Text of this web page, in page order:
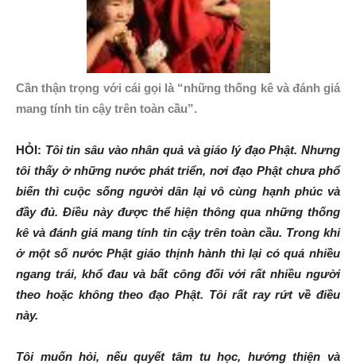
Cần thận trọng với cái gọi là “những thống kê và đánh giá
mang tính tin cậy trên toàn cầu”.
HỎI: Tôi tin sâu vào nhân quả và giáo lý đạo Phật. Nhưng
tôi thấy ở những nước phát triển, nơi đạo Phật chưa phổ
biến thì cuộc sống người dân lại vô cùng hạnh phúc và
đầy đủ. Điều này được thể hiện thông qua những thống
kê và đánh giá mang tính tin cậy trên toàn cầu. Trong khi
ở một số nước Phật giáo thịnh hành thì lại có quá nhiều
ngang trái, khổ đau và bất công đối với rất nhiều người
theo hoặc không theo đạo Phật. Tôi rất ray rứt về điều
này.
Tôi muốn hỏi, nếu quyết tâm tu học, hướng thiện và